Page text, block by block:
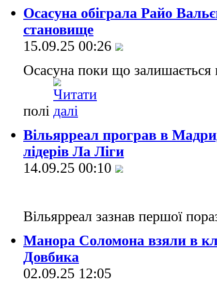
Осасуна обіграла Райо
становище
15.09.25 00:26
Осасуна поки що
полі
Вільярреал програв в
лідерів Ла Ліги
14.09.25 00:10
Вільярреал зазнав першої
Манора Соломона взяли в
Довбика
02.09.25 12:05